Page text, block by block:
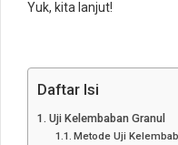
Yuk, kita lanjut!
Daftar Isi
Uji Kelembaban Granul
Metode Uji